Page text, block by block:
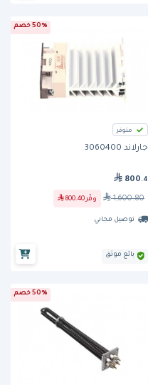
50% خصم
متوفر
جارلاند 3060400
800 .4
1,600.80 وفّر 800.40
توصيل مجاني
بائع موثق
50% خصم